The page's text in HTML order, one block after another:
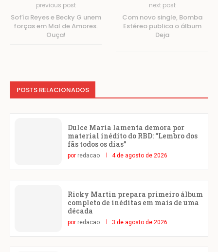
previous post
Sofía Reyes e Becky G unem
forças em Mal de Amores.
Ouça!
next post
Com novo single, Bomba
Estéreo publica o álbum
Deja
POSTS RELACIONADOS
Dulce María lamenta demora por
material inédito do RBD: “Lembro dos
fãs todos os dias”
por redacao 4 de agosto de 2026
Ricky Martin prepara primeiro álbum
completo de inéditas em mais de uma
década
por redacao 3 de agosto de 2026